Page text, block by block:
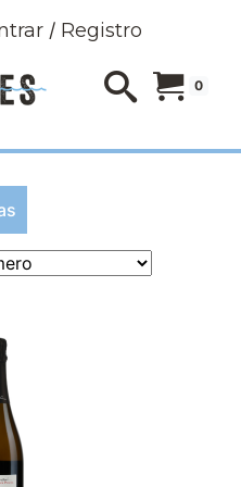
/ Registro
0